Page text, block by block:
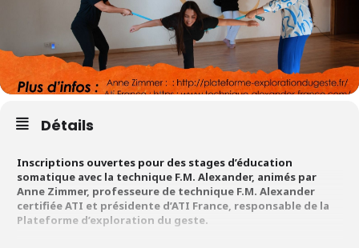
Détails
Inscriptions ouvertes pour des stages d’éducation
somatique avec la technique F.M. Alexander, animés par
Anne Zimmer, professeure de technique F.M. Alexander
certifiée ATI et présidente d’ATI France, responsable de la
Plateforme d’exploration du geste.